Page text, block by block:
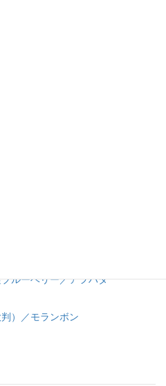
ルーベリー／アヲハタ
）／モランボン